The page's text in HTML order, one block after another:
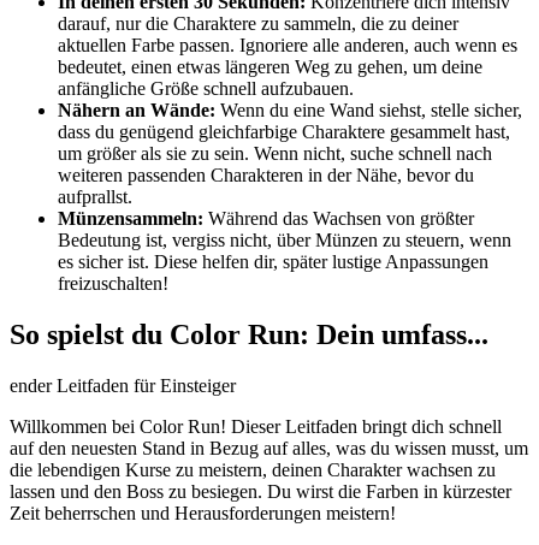
darauf, nur die Charaktere zu sammeln, die zu deiner
aktuellen Farbe passen. Ignoriere alle anderen, auch wenn es
bedeutet, einen etwas längeren Weg zu gehen, um deine
anfängliche Größe schnell aufzubauen.
Nähern an Wände: Wenn du eine Wand siehst, stelle sicher,
dass du genügend gleichfarbige Charaktere gesammelt hast,
um größer als sie zu sein. Wenn nicht, suche schnell nach
weiteren passenden Charakteren in der Nähe, bevor du
aufprallst.
Münzensammeln: Während das Wachsen von größter
Bedeutung ist, vergiss nicht, über Münzen zu steuern, wenn
es sicher ist. Diese helfen dir, später lustige Anpassungen
freizuschalten!
So spielst du Color Run: Dein umfass...
ender Leitfaden für Einsteiger
Willkommen bei Color Run! Dieser Leitfaden bringt dich schnell
auf den neuesten Stand in Bezug auf alles, was du wissen musst, um
die lebendigen Kurse zu meistern, deinen Charakter wachsen zu
lassen und den Boss zu besiegen. Du wirst die Farben in kürzester
Zeit beherrschen und Herausforderungen meistern!